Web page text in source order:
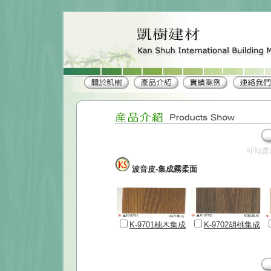
可勾選
波音皮-集成霧柔面
K-9701柚木集成 K-9702胡桃集成